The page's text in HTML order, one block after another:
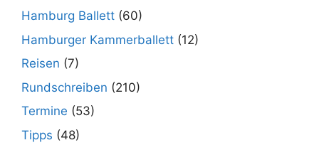
Hamburg Ballett (60)
Hamburger Kammerballett (12)
Reisen (7)
Rundschreiben (210)
Termine (53)
Tipps (48)